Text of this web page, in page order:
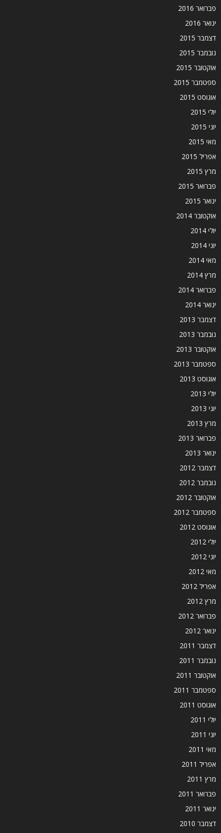
פברואר 2016
ינואר 2016
דצמבר 2015
נובמבר 2015
אוקטובר 2015
ספטמבר 2015
אוגוסט 2015
יולי 2015
יוני 2015
מאי 2015
אפריל 2015
מרץ 2015
פברואר 2015
ינואר 2015
אוקטובר 2014
יולי 2014
יוני 2014
מאי 2014
מרץ 2014
פברואר 2014
ינואר 2014
דצמבר 2013
נובמבר 2013
אוקטובר 2013
ספטמבר 2013
אוגוסט 2013
יולי 2013
יוני 2013
מרץ 2013
פברואר 2013
ינואר 2013
דצמבר 2012
נובמבר 2012
אוקטובר 2012
ספטמבר 2012
אוגוסט 2012
יולי 2012
יוני 2012
מאי 2012
אפריל 2012
מרץ 2012
פברואר 2012
ינואר 2012
דצמבר 2011
נובמבר 2011
אוקטובר 2011
ספטמבר 2011
אוגוסט 2011
יולי 2011
יוני 2011
מאי 2011
אפריל 2011
מרץ 2011
פברואר 2011
ינואר 2011
דצמבר 2010